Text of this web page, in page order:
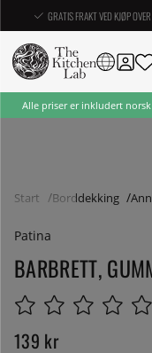
GRATIS FRAKT VED KJØP
Alle priser er inkludert
Start Borddekking
Patina
BARBRETT,
139 kr